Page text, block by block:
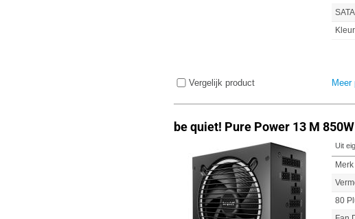
Vergelijk product Meer
be quiet! Pure Power 13 M
Uit
Merk
80